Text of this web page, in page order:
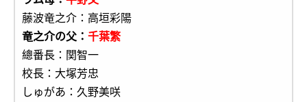
藤波竜之介：高垣彩陽
竜之介の父： 千葉繁
總番長：関智一
校長：大塚芳忠
しゅがあ：久野美咲